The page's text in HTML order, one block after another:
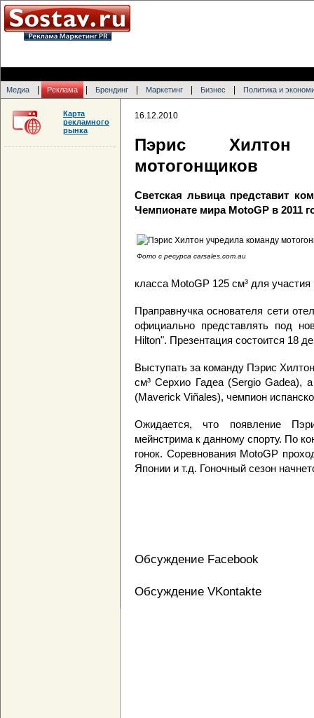
Медиа Реклама Брендинг Маркетинг Бизнес Политика и
16.12.2010
Пэрис Хилтон
мотогонщиков
Светская львица представит
Чемпионате мира MotoGP в 2011
Фото с ресурса carsales.com.au
класса MotoGP 125 см³ для
Праправнучка основателя сети
официально представлять под
Hilton". Презентация состоится 18
Выступать за команду Пэрис
см³ Серхио Гадеа (Sergio Gadea),
(Maverick Viñales), чемпион
Ожидается, что появление
мейнстрима к данному спорту. По
гонок. Соревнования MotoGP
Японии и т.д. Гоночный сезон
Обсуждение Facebook
Обсуждение VKontakte
Карта
рекламного
рынка